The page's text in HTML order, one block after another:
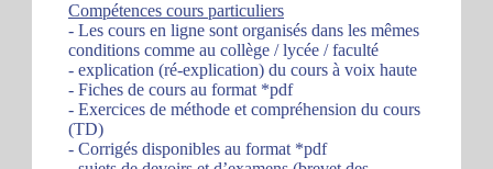
Compétences cours particuliers
- Les cours en ligne sont organisés dans les mêmes
conditions comme au collège / lycée / faculté
- explication (ré-explication) du cours à voix haute
- Fiches de cours au format *pdf
- Exercices de méthode et compréhension du cours
(TD)
- Corrigés disponibles au format *pdf